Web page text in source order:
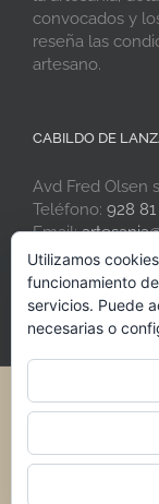
convocados y
reseña las
artesano.
CABILDO DE
Avd Fred Olsen
Teléfono: 928 81
Email:
Web:
® 2021
Utilizamos
funcionamiento
servicios. Puede
necesarias o